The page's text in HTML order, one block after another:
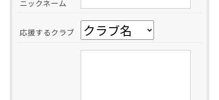
ニックネーム
応援するクラブ